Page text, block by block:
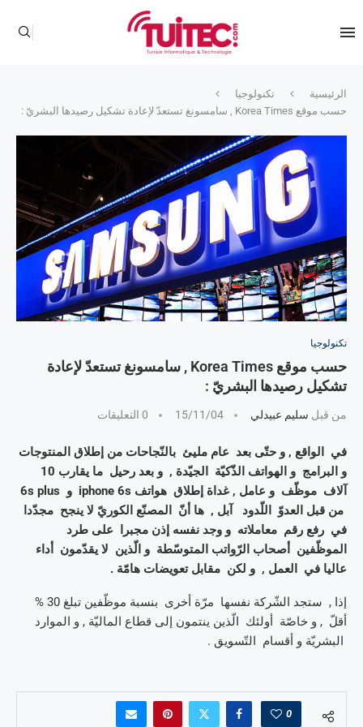
الرئيسية
تكنولوجيا
حسب موقع Korea Times , سامسونغ تستعدّ لإعادة تشكيل رصيدها البشريّ :
تكنولوجيا
حسب موقع Korea Times , سامسونغ تستعدّ لإعادة
تشكيل رصيدها البشريّ :
من قبل سليم عبيدلي 15/11/04 0 التعليقات
في الواقع , و حتّى بعد عام مليئ بالنّجاحات من إطلاق المنتوجات
و البرامج و الهواتف الذّكيّة الجيّدة , و بعد رحيل ما يقارب 10
آلاف موظّف و عامل , غداة إطلاق هواتف iphone 6s و 6s plus
من قبل العدوّ اللّدود آبل , ها أنّ المصنّع الكوريّ لا ينجح مجدّدا
في رفع رقم معاملاته و وجد نفسه إذن مجبرا على طرد
الموظّفين أصحاب الرّواتب المتوسّطة و الّذين لا يقدّمون أداء
عاليا في العمل , و لكن مقابل تعويضات هامّة .
إذا , ستجد الشّركة نفسها مرّة أخرى بنسبة موظّفين تبلغ 30 %
أقلّ , و خاصّة أولئك الّذين ينتمون إلى قطاع الماليّة , و الموارد
البشريّة و أقسام التّسويق .
0